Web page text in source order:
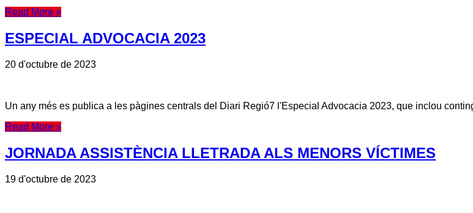
Read More »
ESPECIAL ADVOCACIA 2023
20 d'octubre de 2023
Un any més es publica a les pàgines centrals del Diari Regió7 l'Especial Advocacia 2023, que inclou
Read More »
JORNADA ASSISTÈNCIA LLETRADA ALS MENORS VÍCTIMES
19 d'octubre de 2023